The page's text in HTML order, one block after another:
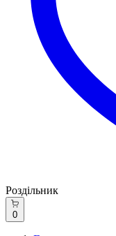
Роздільник
0